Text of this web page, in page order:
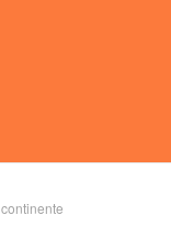
continente